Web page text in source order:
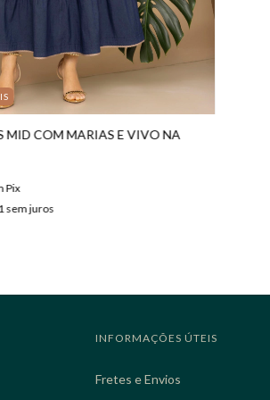
MID COM MARIAS E VIVO NA
Pix
sem juros
INFORMAÇÕES ÚTEIS
Fretes e Envios